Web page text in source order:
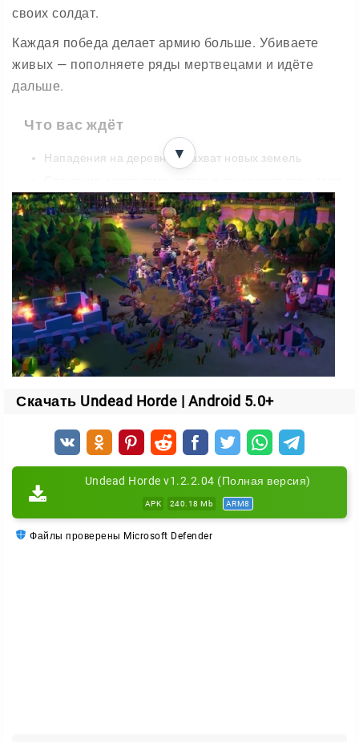
своих солдат.
Каждая победа делает армию больше. Убиваете
живых — пополняете ряды мертвецами и идёте
дальше.
Что вас ждёт
Нападения на деревни и захват новых земель
Столкновения с паладинами короля Беневиктора
Пополнение войска прямо во время боя
Задача непростая. На пути встанут и простые
селяне, и могучие паладины. Но с каждым павшим
врагом ваша орда становится сильнее, а главная
цель — добраться до самого короля паладинов.
▼
Скачать Undead Horde | Android 5.0+
Undead Horde v1.2.2.04 (Полная версия)
APK 240.18 Mb ARM8
Файлы проверены Microsoft Defender